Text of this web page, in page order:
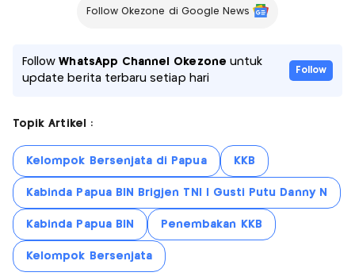
Follow Okezone di Google News
FollowWhatsApp Channel Okezone untuk
update berita terbaru setiap hari
Follow
Topik Artikel :
Kelompok Bersenjata di Papua KKB
Kabinda Papua BIN Brigjen TNI I Gusti Putu Danny N
Kabinda Papua BIN Penembakan KKB
Kelompok Bersenjata